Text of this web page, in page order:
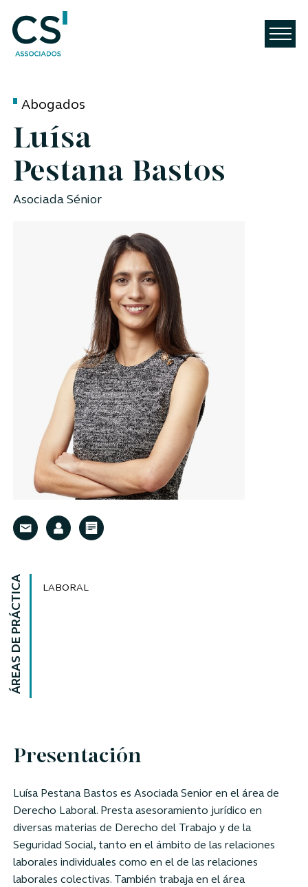
Abogados
Luísa
Pestana Bastos
Asociada Sénior
ÁREAS DE PRÁCTICA LABORAL
Presentación
Luísa Pestana Bastos es Asociada Senior en el área de
Derecho Laboral. Presta asesoramiento jurídico en
diversas materias de Derecho del Trabajo y de la
Seguridad Social, tanto en el ámbito de las relaciones
laborales individuales como en el de las relaciones
laborales colectivas. También trabaja en el área